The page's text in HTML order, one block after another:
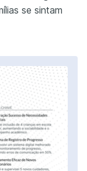
se sintam